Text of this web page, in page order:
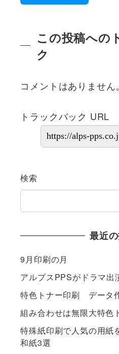
この投稿への
ク
コメントはありません。
トラックバック URL
検索
最近
9月印刷の月
アルプスPPSがドラマ出
特色トナー印刷 データ
組み合わせは無限大特色
特殊紙印刷で人気の用紙
和紙3選